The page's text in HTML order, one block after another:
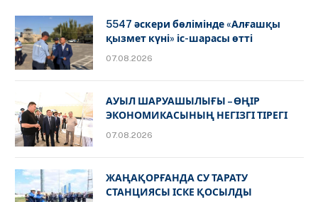
5547 әскери бөлімінде «Алғашқы
қызмет күні» іс-шарасы өтті
07.08.2026
АУЫЛ ШАРУАШЫЛЫҒЫ – ӨҢІР
ЭКОНОМИКАСЫНЫҢ НЕГІЗГІ ТІРЕГІ
07.08.2026
ЖАҢАҚОРҒАНДА СУ ТАРАТУ
СТАНЦИЯСЫ ІСКЕ ҚОСЫЛДЫ